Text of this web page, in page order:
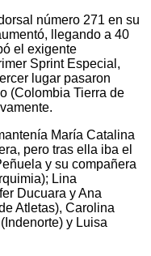
número 271 en su
llegando a 40
el exigente
Sprint Especial,
lugar pasaron
(Colombia Tierra de
María Catalina
pero tras ella iba el
y su compañera
Lina
Ducuara y Ana
Atletas), Carolina
y Luisa